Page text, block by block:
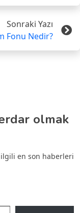
Sonraki Yazı
Fonu Nedir?
olmak
ilgili en son haberleri